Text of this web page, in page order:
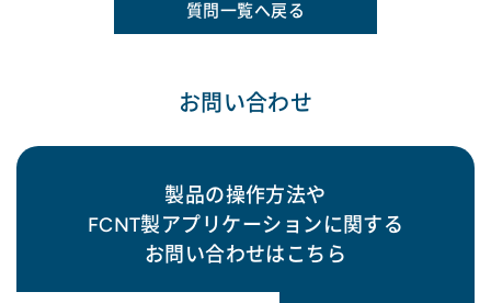
質問一覧へ戻る
お問い合わせ
製品の操作方法や
FCNT製アプリケーションに関する
お問い合わせはこちら